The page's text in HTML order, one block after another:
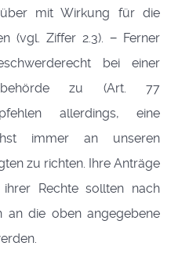
mit Wirkung für die
(vgl. Ziffer 2.3). − Ferner
bei einer
zu (Art. 77
allerdings, eine
immer an unseren
zu richten. Ihre Anträge
Rechte sollten nach
an die oben angegebene